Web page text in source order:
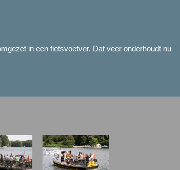
in een fietsvoetver. Dat veer onderhoudt nu